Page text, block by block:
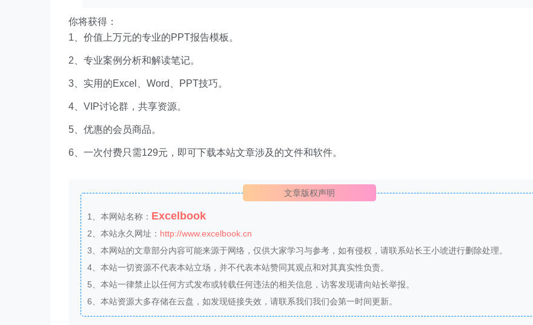
你将获得：
1、价值上万元的专业的PPT报告模板。
2、专业案例分析和解读笔记。
3、实用的Excel、Word、PPT技巧。
4、VIP讨论群，共享资源。
5、优惠的会员商品。
6、一次付费只需129元，即可下载本站文章涉及的文件和软件。
文章版权声明
1、本网站名称： Excelbook
2、本站永久网址： http://www.excelbook.cn
3、本网站的文章部分内容可能来源于网络，仅供大家学习与参考，如有侵权，请联系站长王小琥进行删除处理。
4、本站一切资源不代表本站立场，并不代表本站赞同其观点和对其真实性负责。
5、本站一律禁止以任何方式发布或转载任何违法的相关信息，访客发现请向站长举报。
6、本站资源大多存储在云盘，如发现链接失效，请联系我们我们会第一时间更新。